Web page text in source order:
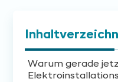
Warum gerade